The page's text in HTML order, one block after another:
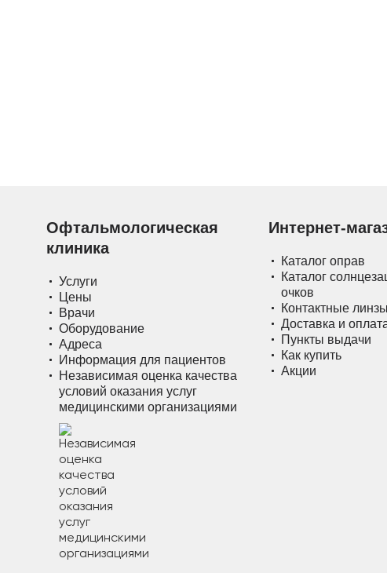
Офтальмологическая
клиника
Услуги
Цены
Врачи
Оборудование
Адреса
Информация для пациентов
Независимая оценка качества
условий оказания услуг
медицинскими организациями
Интернет-
Каталог оправ
Каталог
очков
Контактные линзы
Доставка и
Пункты выдачи
Как купить
Акции